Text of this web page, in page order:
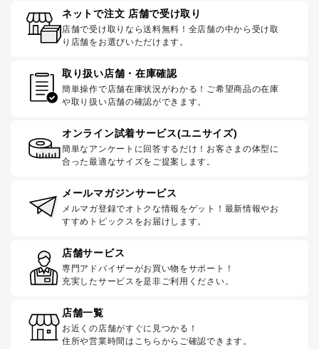
ネットで注文 店舗で受け取り
店舗で受け取りなら送料無料！全店舗の中から受け取
り店舗をお選びいただけます。
取り扱い店舗・在庫確認
簡単操作で店舗在庫状況がわかる！ご希望商品の在庫
や取り扱い店舗の確認ができます。
オンライン試着サービス(ユニサイズ)
簡単なアンケートに回答するだけ！お客さまの体型に
合った最適なサイズをご提案します。
メールマガジンサービス
メルマガ登録でオトクな情報をゲット！最新情報やお
すすめトピックスをお届けします。
店舗サービス
専門アドバイザーがお買い物をサポート！
充実したサービスを是非ご利用ください。
店舗一覧
お近くの店舗がすぐに見つかる！
住所や営業時間はこちらからご確認できます。